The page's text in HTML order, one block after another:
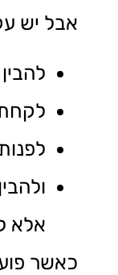
אבל יש
אלא
כאשר